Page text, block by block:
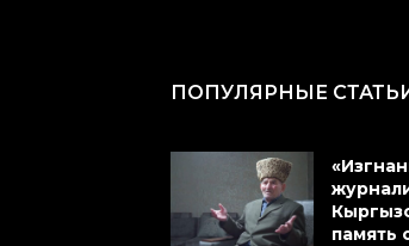
ПОПУЛЯРНЫЕ
память